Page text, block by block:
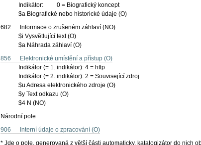
Indikátor: 0 = Biografický koncept
$a Biografické nebo historické údaje (O)
682 Informace o zrušeném záhlaví (NO)
$i Vysvětlující text (O)
$a Náhrada záhlaví (O)
856 Elektronické umístění a přístup (O)
Indikátor (= 1. indikátor): 4 = http
Indikátor (= 2. indikátor): 2 = Související zdroj
$u Adresa elektronického zdroje (O)
$y Text odkazu (O)
$4 N (NO)
Národní pole
906 Interní údaje o zpracování (O)
* Jde o pole, generovaná z větší části automaticky, katalogizátor do nich